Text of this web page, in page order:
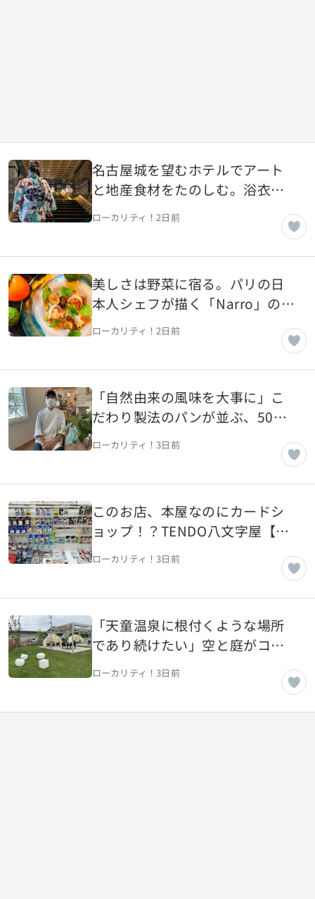
名古屋城を望むホテルでアート
と地産食材をたのしむ。浴衣で
過ごす母娘の夏の記憶【愛知県
名古屋市】
ローカリティ！2日前
美しさは野菜に宿る。パリの日
本人シェフが描く「Narro」の芸
術的一皿【フランス・パリ】
ローカリティ！2日前
「自然由来の風味を大事に」こ
だわり製法のパンが並ぶ、50年
続く老舗パン屋【山形県山形
ローカリティ！3日前
このお店、本屋なのにカードシ
ョップ！？TENDO八文字屋【山
形県天童市】
ローカリティ！3日前
「天童温泉に根付くような場所
であり続けたい」空と庭がコン
セプトのカフェ【山形県天童
ローカリティ！3日前